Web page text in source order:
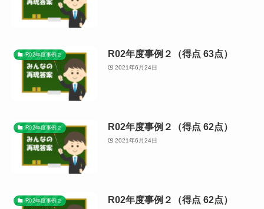
R02年度事例２ R02年度事例２（得点 63点）
2021年6月24日
R02年度事例２ R02年度事例２（得点 62点）
2021年6月24日
R02年度事例２ R02年度事例２（得点 62点）